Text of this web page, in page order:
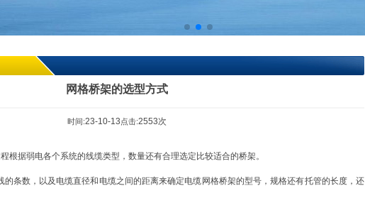
网格桥架的选型方式
时间:23-10-13点击:2553次
根据弱电各个系统的线缆类型，数量还有合理选定比较适合的桥架。
条数，以及电缆直径和电缆之间的距离来确定电缆网格桥架的型号，规格还有托管的长度，还